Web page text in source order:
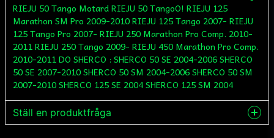
RIEJU 50 Tango Motard RIEJU 50 TangoO! RIEJU 125
Marathon SM Pro 2009-2010 RIEJU 125 Tango 2007- RIEJU
125 Tango Pro 2007- RIEJU 250 Marathon Pro Comp. 2010-
2011 RIEJU 250 Tango 2009- RIEJU 450 Marathon Pro Comp.
2010-2011 DO SHERCO : SHERCO 50 SE 2004-2006 SHERCO
50 SE 2007-2010 SHERCO 50 SM 2004-2006 SHERCO 50 SM
2007-2010 SHERCO 125 SE 2004 SHERCO 125 SM 2004
Ställ en produktfråga